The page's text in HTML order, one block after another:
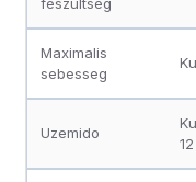
Maximalis
sebesseg
Uzemido